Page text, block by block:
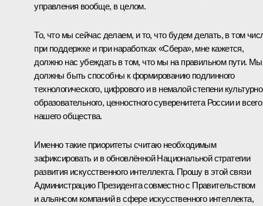
управления вообще, в целом.
То, что мы сейчас делаем, и то, что будем делать, в том
при поддержке и при наработках «Сбера», мне кажется,
должно нас убеждать в том, что мы на правильном пути. Мы
должны быть способны к формированию подлинного
технологического, цифрового и в немалой степени
образовательного, ценностного суверенитета России и всего
нашего общества.
Именно такие приоритеты считаю необходимым
зафиксировать и в обновлённой Национальной стратегии
развития искусственного интеллекта. Прошу в этой связи
Администрацию Президента совместно с Правительством
и альянсом компаний в сфере искусственного интеллекта,